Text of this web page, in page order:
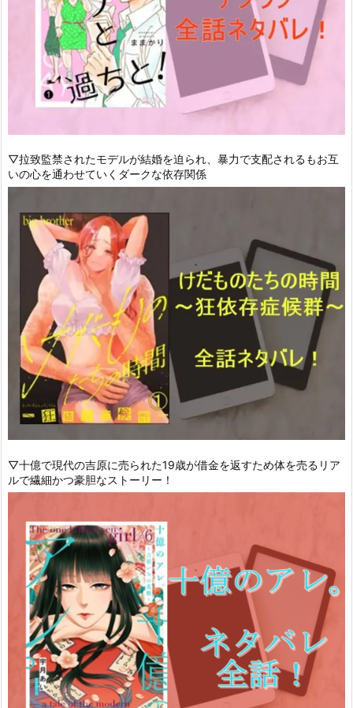
▽拉致監禁されたモデルが結婚を迫られ、暴力で支配されるもお互
いの心を通わせていくダークな依存関係
▽十億で現代の吉原に売られた19歳が借金を返すため体を売るリア
ルで繊細かつ豪胆なストーリー！